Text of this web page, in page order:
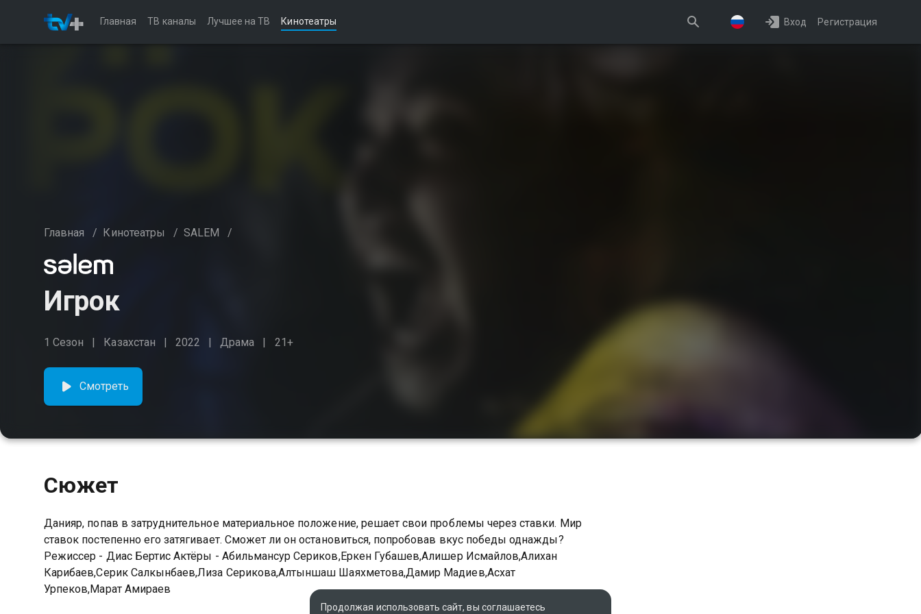
Главная ТВ каналы Лучшее на ТВ Кинотеатры Вход Регистрация
Главная / Кинотеатры / SALEM /
Игрок
1 Сезон Казахстан 2022 Драма 21+
Смотреть
Сюжет
Данияр, попав в затруднительное материальное положение, решает свои проблемы через ставки. Мир
ставок постепенно его затягивает. Сможет ли он остановиться, попробовав вкус победы однажды?
Режиссер - Диас Бертис Актёры - Абильмансур Сериков,Еркен Губашев,Алишер Исмайлов,Алихан
Карибаев,Серик Салкынбаев,Лиза Серикова,Алтыншаш Шаяхметова,Дамир Мадиев,Асхат
Урпеков,Марат Амираев
Продолжая использовать сайт, вы соглашаетесь